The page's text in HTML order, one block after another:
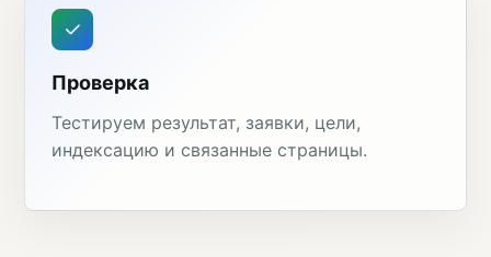
Проверка
Тестируем результат, заявки, цели,
индексацию и связанные страницы.